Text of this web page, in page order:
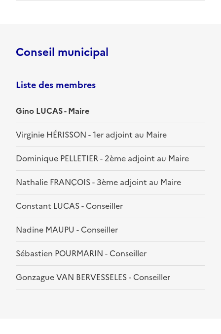
Conseil municipal
Liste des membres
Gino LUCAS - Maire
Virginie HÉRISSON - 1er adjoint au Maire
Dominique PELLETIER - 2ème adjoint au Maire
Nathalie FRANÇOIS - 3ème adjoint au Maire
Constant LUCAS - Conseiller
Nadine MAUPU - Conseiller
Sébastien POURMARIN - Conseiller
Gonzague VAN BERVESSELES - Conseiller